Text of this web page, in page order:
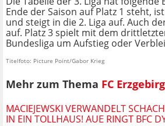
Ende der Saison auf Platz 1 steht,
und steigt in die 2. Liga auf. Auch
auf. Platz 3 spielt mit dem
Bundesliga um Aufstieg oder
Titelfoto: Picture Point/Gabor Krieg
Mehr zum Thema FC
MACIEJEWSKI VERWANDELT
IN EIN TOLLHAUS! AUE RINGT BFC